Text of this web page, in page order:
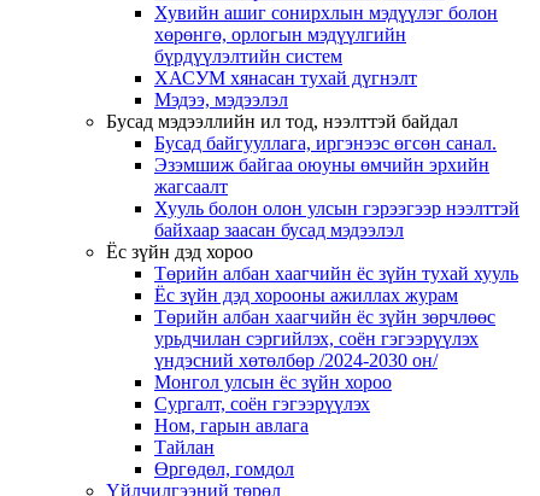
Хувийн ашиг сонирхлын мэдүүлэг болон
хөрөнгө, орлогын мэдүүлгийн
бүрдүүлэлтийн систем
ХАСУМ хянасан тухай дүгнэлт
Мэдээ, мэдээлэл
Бусад мэдээллийн ил тод, нээлттэй байдал
Бусад байгууллага, иргэнээс өгсөн санал.
Эзэмшиж байгаа оюуны өмчийн эрхийн
жагсаалт
Хууль болон олон улсын гэрээгээр нээлттэй
байхаар заасан бусад мэдээлэл
Ёс зүйн дэд хороо
Төрийн албан хаагчийн ёс зүйн тухай хууль
Ёс зүйн дэд хорооны ажиллах журам
Төрийн албан хаагчийн ёс зүйн зөрчлөөс
урьдчилан сэргийлэх, соён гэгээрүүлэх
үндэсний хөтөлбөр /2024-2030 он/
Монгол улсын ёс зүйн хороо
Cургалт, cоён гэгээрүүлэх
Ном, гарын авлага
Тайлан
Өргөдөл, гомдол
Үйлчилгээний төрөл